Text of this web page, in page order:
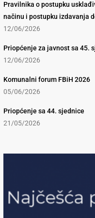
Pravilnika o postupku
načinu i postupku izdavanja
12/06/2026
Priopćenje za javnost sa 45.
12/06/2026
Komunalni forum FBiH 2026
05/06/2026
Priopćenje sa 44. sjednice
21/05/2026